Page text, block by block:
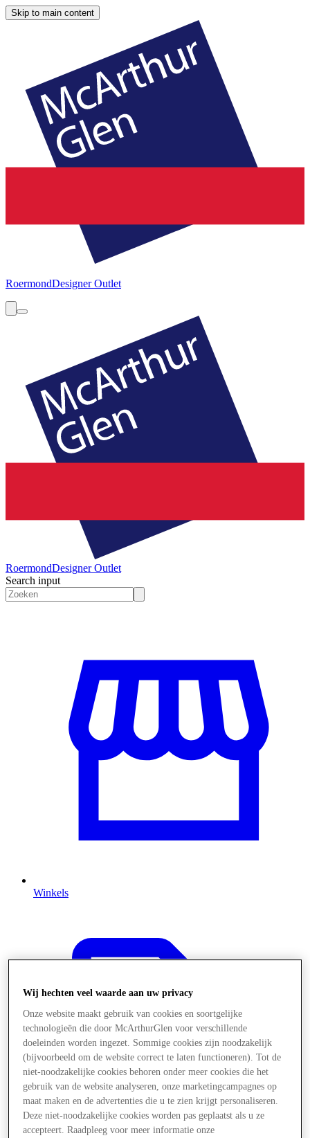
Skip to main content
RoermondDesigner Outlet
RoermondDesigner Outlet
Search input
Winkels
Wij hechten veel waarde aan uw privacy
Onze website maakt gebruik van cookies en soortgelijke
technologieën die door McArthurGlen voor verschillende
doeleinden worden ingezet. Sommige cookies zijn noodzakelijk
(bijvoorbeeld om de website correct te laten functioneren). Tot de
niet-noodzakelijke cookies behoren onder meer cookies die het
gebruik van de website analyseren, onze marketingcampagnes op
maat maken en de advertenties die u te zien krijgt personaliseren.
Deze niet-noodzakelijke cookies worden pas geplaatst als u ze
accepteert. Raadpleeg voor meer informatie onze